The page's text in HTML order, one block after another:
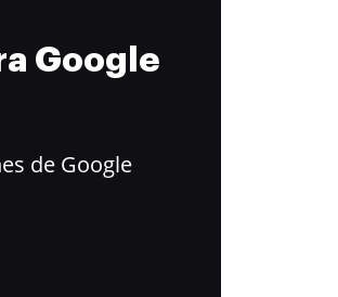
Google
de Google